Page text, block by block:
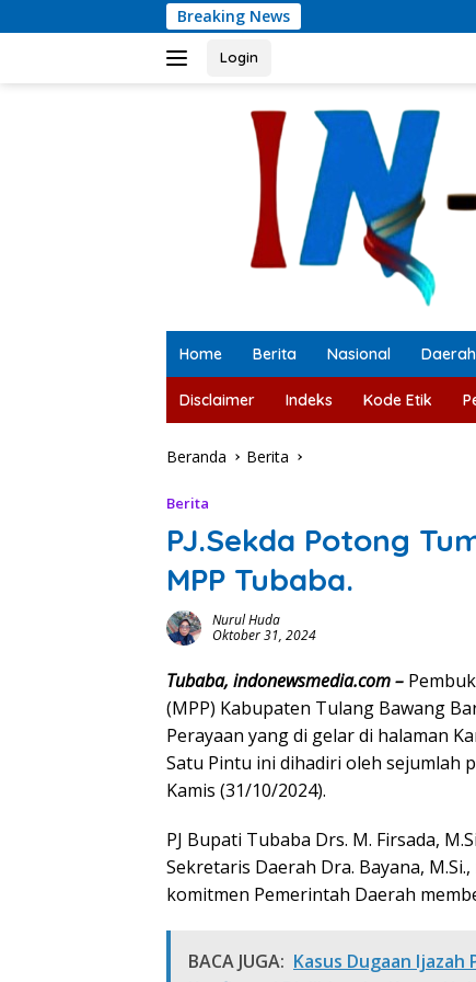
ke
Breaking News Satresnarkoba
Login
Home Berita Nasional Daerah
Disclaimer Indeks Kode Etik
Beranda Berita
Berita
PJ.Sekda Potong
MPP Tubaba.
Nurul Huda
Oktober 31, 2024
Tubaba, indonewsmedia.com –
(MPP) Kabupaten Tulang Bawang
Perayaan yang di gelar di halaman
Satu Pintu ini dihadiri oleh sejumlah
Kamis (31/10/2024).
PJ Bupati Tubaba Drs. M. Firsada,
Sekretaris Daerah Dra. Bayana,
komitmen Pemerintah Daerah
BACA JUGA: ‎Kasus Dugaan Ijazah